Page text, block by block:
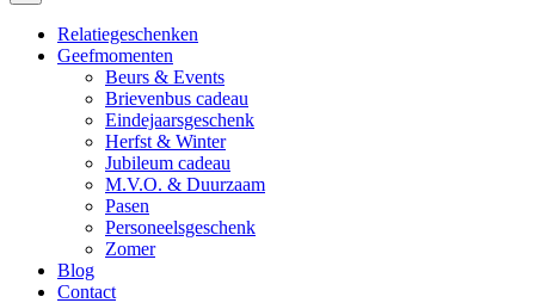
Relatiegeschenken
Geefmomenten
Beurs & Events
Brievenbus cadeau
Eindejaarsgeschenk
Herfst & Winter
Jubileum cadeau
M.V.O. & Duurzaam
Pasen
Personeelsgeschenk
Zomer
Blog
Contact